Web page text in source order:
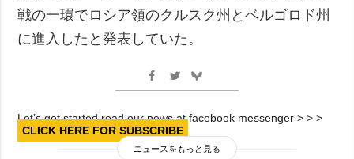
戦の一環でロシア領のクルスク州とベルゴロド州
に進入したと発表していた。
Let’s get started read our news at facebook messenger > > >
CLICK HERE FOR SUBSCRIBE
ニュースをもっと見る